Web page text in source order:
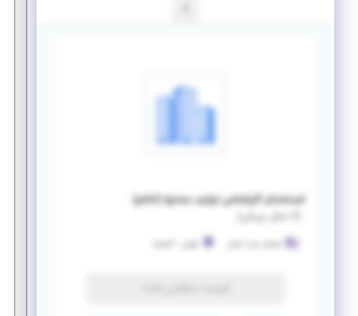
استخدام کارشناس تولید محتوا (خانم)